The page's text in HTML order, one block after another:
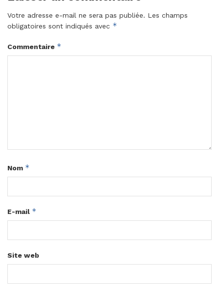
Votre adresse e-mail ne sera pas publiée. Les champs
obligatoires sont indiqués avec *
Commentaire *
Nom *
E-mail *
Site web